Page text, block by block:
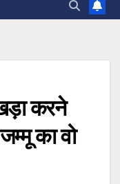
करने
का वो